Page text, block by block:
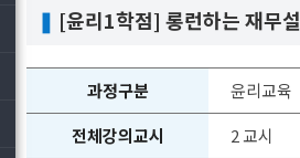
❚ [윤리1학점] 롱런하는 재무
과정구분
윤리교육
전체강의교시
2 교시